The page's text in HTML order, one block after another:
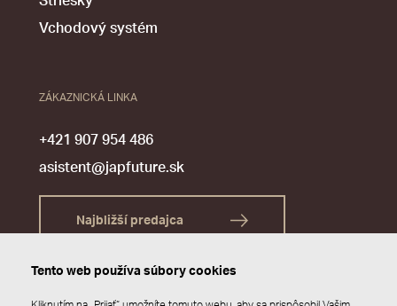
Vchodový systém
ZÁKAZNICKÁ LINKA
+421 907 954 486
asistent@japfuture.sk
Najbližší predajca
Tento web používa súbory cookies